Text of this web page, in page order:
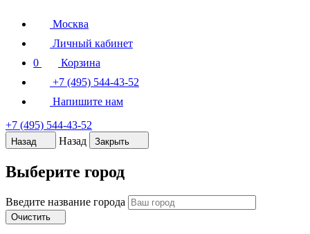
Москва
Личный кабинет
0
Корзина
+7 (495) 544-43-52
Напишите нам
+7 (495) 544-43-52
Назад Назад Закрыть
Выберите город
Введите название города
Очистить